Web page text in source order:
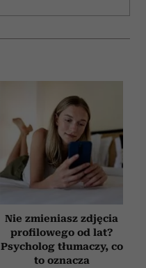
Nie zmieniasz zdjęcia
profilowego od lat?
Psycholog tłumaczy, co
to oznacza